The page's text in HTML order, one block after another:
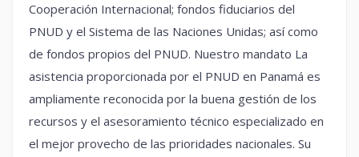
Cooperación Internacional; fondos fiduciarios del
PNUD y el Sistema de las Naciones Unidas; así como
de fondos propios del PNUD. Nuestro mandato La
asistencia proporcionada por el PNUD en Panamá es
ampliamente reconocida por la buena gestión de los
recursos y el asesoramiento técnico especializado en
el mejor provecho de las prioridades nacionales. Su